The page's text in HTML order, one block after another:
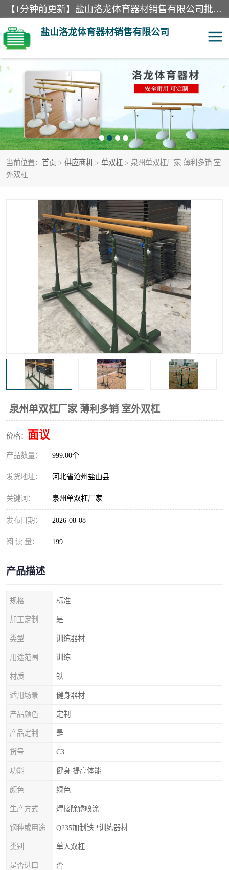
【1分钟前更新】盐山洛龙体育器材销售有限公司批量供应：300米障碍器材、400米障碍器材、部队训练器材、双杠、体操垫、舞蹈把杆等产品。盐山洛龙体育器材销售有限公司经过多年的发展，集研发，生产，销售，售后服务为一体. 奉行“质量，信誉，服务”的宗旨，以开拓创新的精神和真诚守信的态度积极进取。
盐山洛龙体育器材销售有限公司
当前位置： 首页 > 供应商机 > 单双杠 > 泉州单双杠厂家 薄利多销 室
外双杠
泉州单双杠厂家 薄利多销 室外双杠
价格： 面议
产品数量： 999.00个
发货地址： 河北省沧州盐山县
关键词： 泉州单双杠厂家
发布日期： 2026-08-08
阅 读 量： 199
产品描述
规格 标准
加工定制 是
类型 训练器材
用途范围 训练
材质 铁
适用场景 健身器材
产品颜色 定制
产品定制 是
货号 C3
功能 健身 提高体能
颜色 绿色
生产方式 焊接除锈喷涂
钢种或用途 Q235加制铁 *训练器材
类别 单人双杠
是否进口 否
单双杠 舞蹈把杆
400米障碍器材 体操垫
300米障碍器材 攀爬架
塑胶跑道 400米障碍器材1